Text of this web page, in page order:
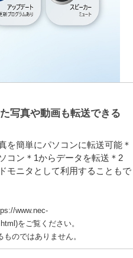
写真や動画も転送できる
を簡単にパソコンに転送可能＊
コン＊1からデータを転送＊2
モニタとして利用することもで
www.nec-
をご覧ください。
のではありません。